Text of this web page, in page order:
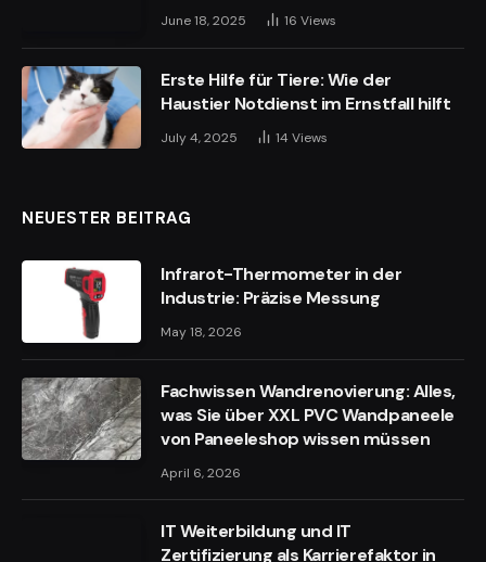
June 18, 2025 16 Views
Erste Hilfe für Tiere: Wie der
Haustier Notdienst im Ernstfall hilft
July 4, 2025 14 Views
NEUESTER BEITRAG
Infrarot-Thermometer in der
Industrie: Präzise Messung
May 18, 2026
Fachwissen Wandrenovierung: Alles,
was Sie über XXL PVC Wandpaneele
von Paneeleshop wissen müssen
April 6, 2026
IT Weiterbildung und IT
Zertifizierung als Karrierefaktor in